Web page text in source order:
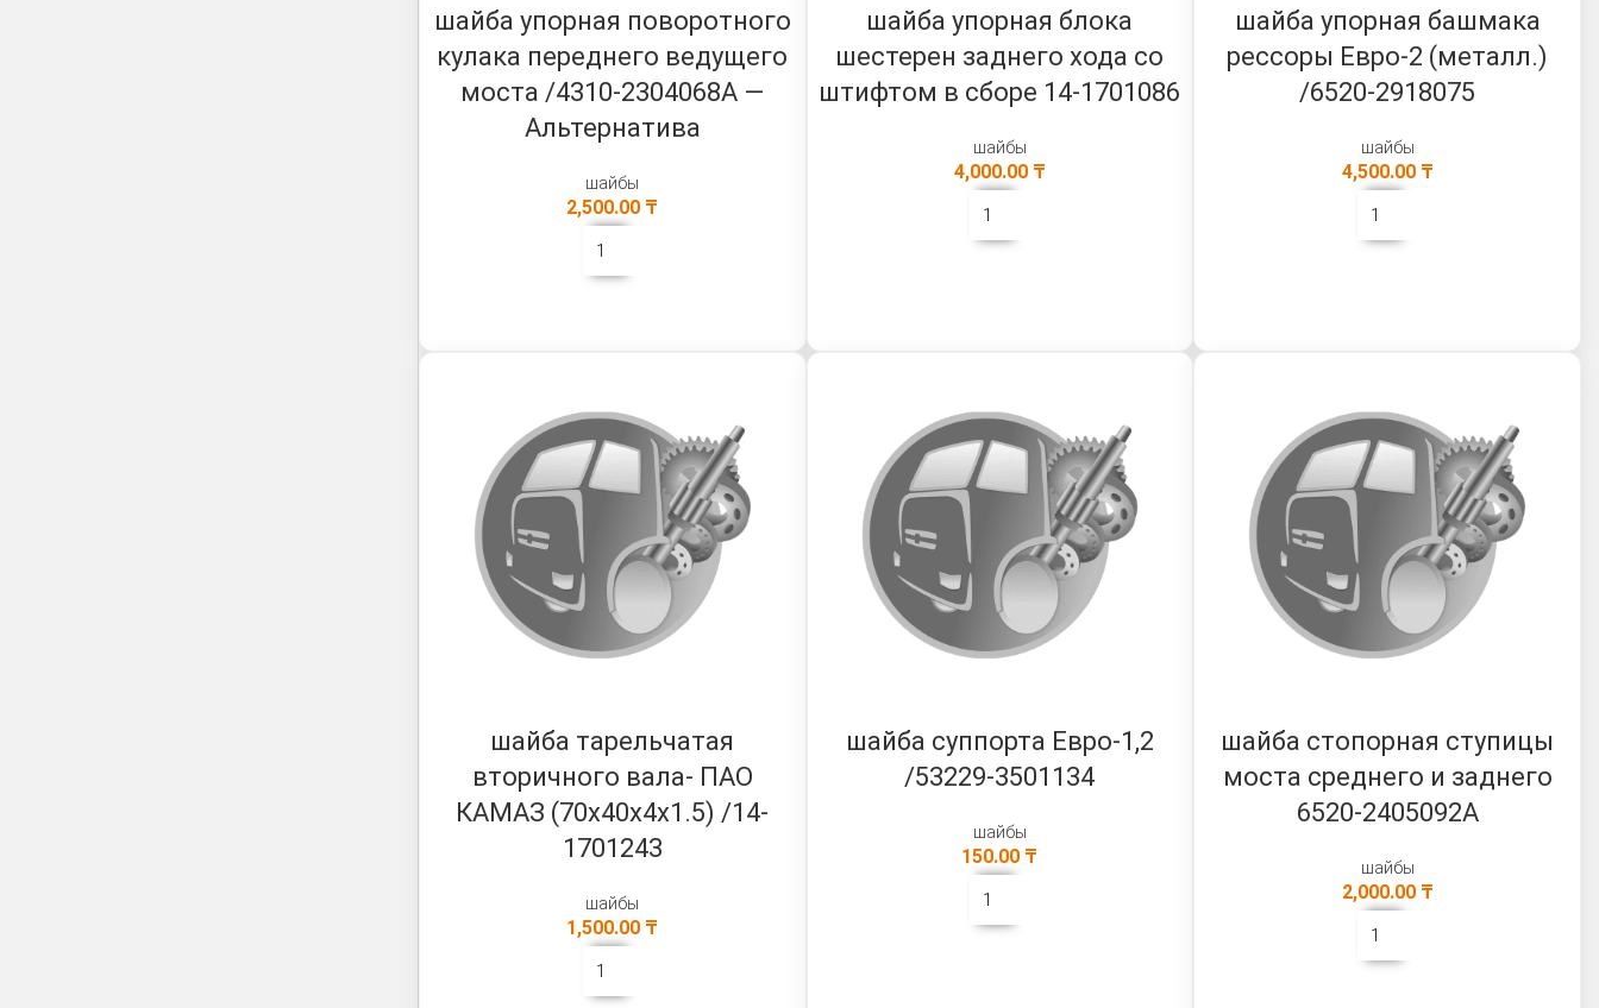
шайба упорная поворотного
кулака переднего ведущего
моста /4310-2304068А —
Альтернатива
шайбы
2,500.00 ₸
шайба упорная блока
шестерен заднего хода со
штифтом в сборе 14-1701086
шайбы
4,000.00 ₸
шайба упорная башмака
рессоры Евро-2 (металл.)
/6520-2918075
шайбы
4,500.00 ₸
шайба тарельчатая
вторичного вала- ПАО
КАМАЗ (70х40х4х1.5) /14-
1701243
шайбы
1,500.00 ₸
шайба суппорта Евро-1,2
/53229-3501134
шайбы
150.00 ₸
шайба стопорная ступицы
моста среднего и заднего
6520-2405092А
шайбы
2,000.00 ₸